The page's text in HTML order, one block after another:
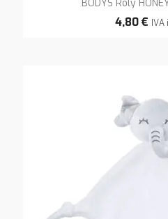
BODYS Roly
4,80 €